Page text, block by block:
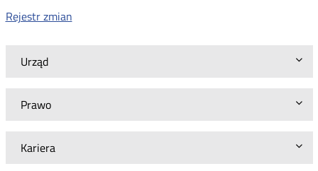
Urząd
Prawo
Kariera
Rejestr zmian